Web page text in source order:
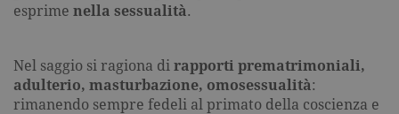
esprime nella sessualità.
Nel saggio si ragiona di rapporti prematrimoniali,
adulterio, masturbazione, omosessualità:
rimanendo sempre fedeli al primato della coscienza e